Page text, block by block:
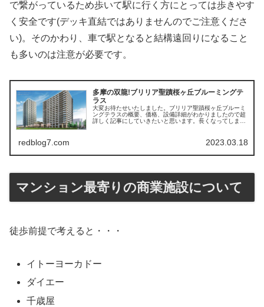
で繋がっているため歩いて駅に行く方にとっては歩きやす
く安全です(デッキ直結ではありませんのでご注意くださ
い)。そのかわり、車で駅となると結構遠回りになること
も多いのは注意が必要です。
多摩の双龍!ブリリア聖蹟桜ヶ丘ブルーミングテ
ラス
大変お待たせいたしました。ブリリア聖蹟桜ヶ丘ブルーミ
ングテラスの概要、価格、設備詳細がわかりましたので超
詳しく記事にしていきたいと思います。長くなってしまっ
redblog7.com 2023.03.18
マンション最寄りの商業施設について
徒歩前提で考えると・・・
イトーヨーカドー
ダイエー
千歳屋